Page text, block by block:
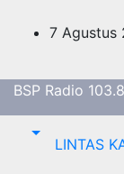
7 Agustus
BSP Radio
LINTAS